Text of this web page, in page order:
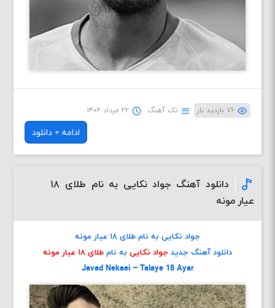
۷۶ بازدید بار تک آهنگ ۲۲ مرداد ۱۴۰۲
ادامه + دانلود
دانلود آهنگ جواد نکایی به نام طلای ۱۸
عیار مونه
جواد نکایی به نام طلای ۱۸ عیار مونه
دانلود آهنگ جدید جواد نکایی به نام طلای ۱۸ عیار مونه
Javad Nekaei – Talaye 18 Ayar